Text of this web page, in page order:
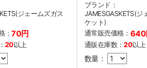
ジェームズガス
：70円
20以上
ブランド：
JAMESGASKETS(ジ
ケット)
通常販売価格： 640
通販在庫数：20以上
数量：